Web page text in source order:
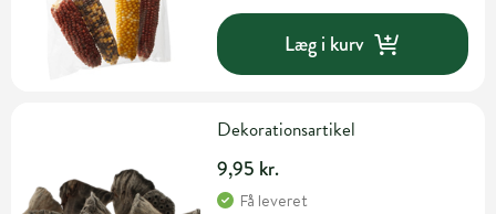
Læg i kurv
Dekorationsartikel
9,95 kr.
Få leveret